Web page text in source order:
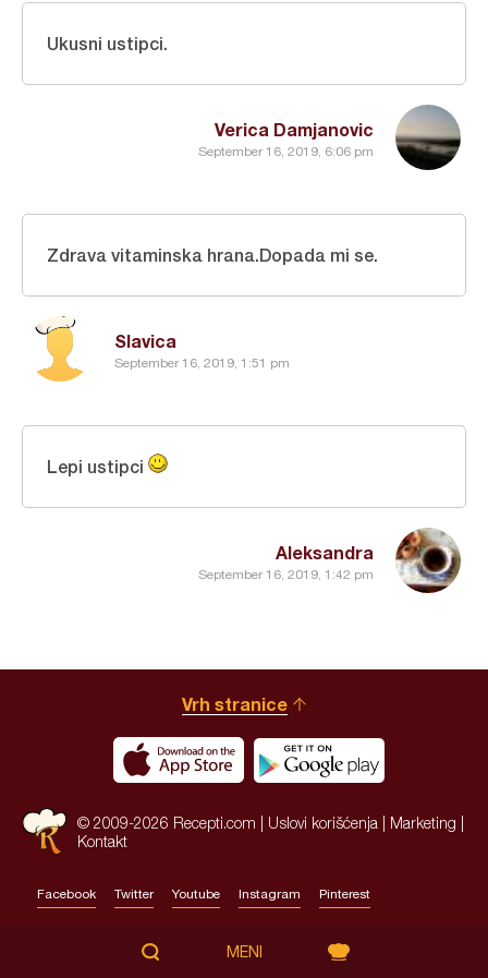
Verica Damjanovic
September 16, 2019, 6:06 pm
Ukusni ustipci.
Slavica
September 16, 2019, 1:51 pm
Zdrava vitaminska hrana.Dopada mi se.
Aleksandra
September 16, 2019, 1:42 pm
Lepi ustipci
Vrh stranice
© 2009-2026 Recepti.com | Uslovi korišćenja Marketing
Kontakt
Facebook Twitter Youtube Instagram Pinterest